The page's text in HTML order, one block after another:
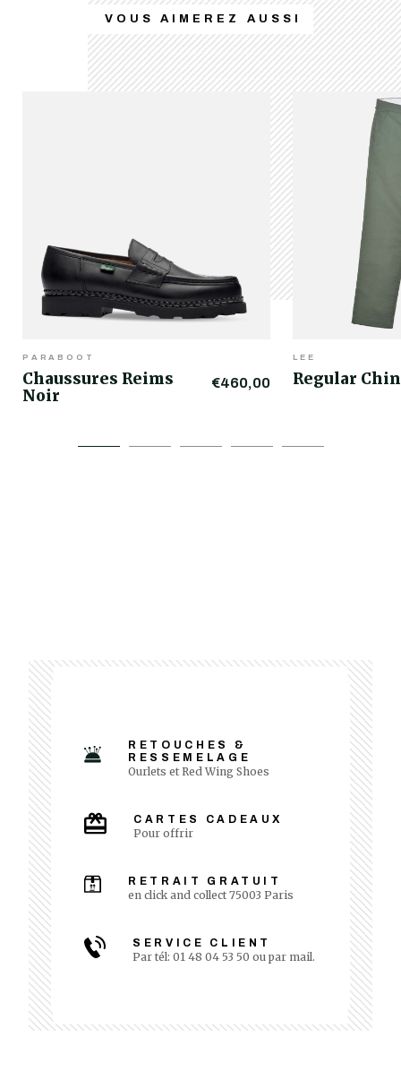
VOUS AIMEREZ AUSSI
PARABOOT
Chaussures Reims
Noir
€460,00
LEE
Regular
RETOUCHES &
RESSEMELAGE
Ourlets et Red Wing Shoes
CARTES CADEAUX
Pour offrir
RETRAIT GRATUIT
en click and collect 75003 Paris
SERVICE CLIENT
Par tél: 01 48 04 53 50 ou par mail.